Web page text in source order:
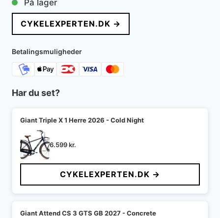
På lager
CYKELEXPERTEN.DK →
Betalingsmuligheder
Har du set?
Giant Triple X 1 Herre 2026 - Cold Night
6.599kr.
CYKELEXPERTEN.DK →
Giant Attend CS 3 GTS GB 2027 - Concrete